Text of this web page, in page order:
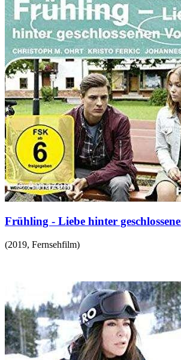
Frühling - Liebe hinter
(2019, Fernsehfilm)